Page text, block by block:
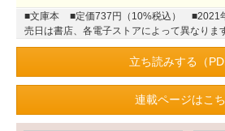
■文庫本 ■定価737円（10%税込）
■2021
売日は書店、各電子ストアによって異なりま
立ち読みする（
連載ページはこ